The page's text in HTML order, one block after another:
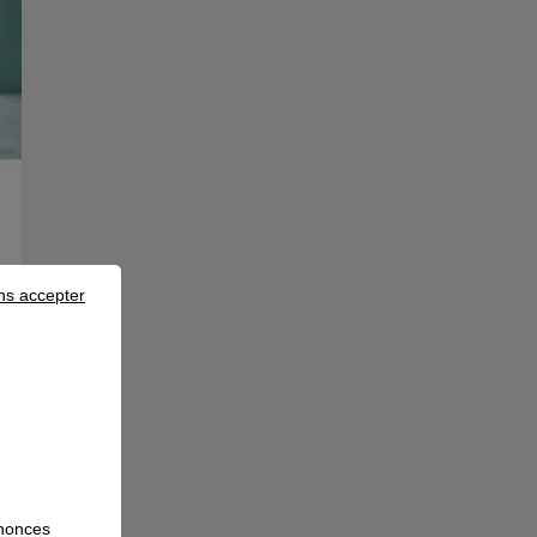
accepter